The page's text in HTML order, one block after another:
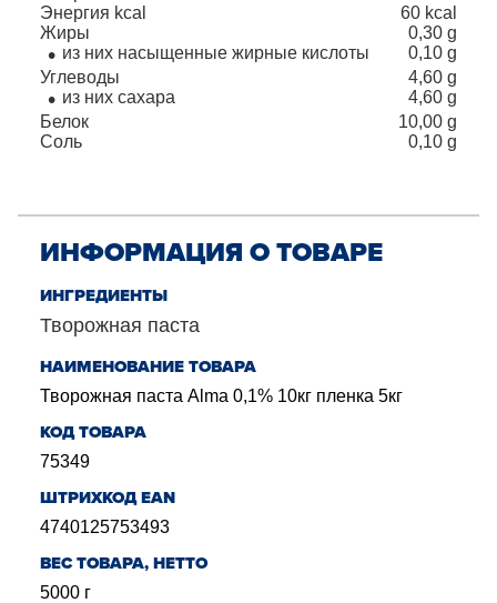
Энергия kcal
60 kcal
Жиры
0,30 g
из них насыщенные жирные кислоты
0,10 g
Углеводы
4,60 g
из них сахара
4,60 g
Белок
10,00 g
Соль
0,10 g
ИНФОРМАЦИЯ О ТОВАРЕ
ИНГРЕДИЕНТЫ
Творожная паста
НАИМЕНОВАНИЕ ТОВАРА
Творожная паста Alma 0,1% 10кг пленка 5кг
КОД ТОВАРА
75349
ШТРИХКОД EAN
4740125753493
BЕС ТОВАРА, НЕТТО
5000 г